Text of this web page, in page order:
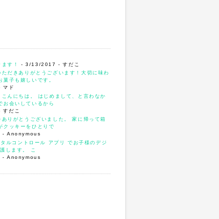
す！ - 3/13/2017
- すだこ
だきありがとうございます！大切に味わ
菓子も嬉しいです。
マド
こんにちは。 はじめまして、と言わなか
お会いしているから
すだこ
りがとうございました。 家に帰って箱
クッキーをひとりで
- Anonymous
ルコントロール アプリ でお子様のデジ
します。 こ
- Anonymous